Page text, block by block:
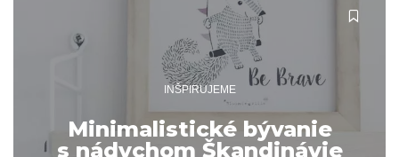
INŠPIRUJEME
Minimalistické bývanie
s nádychom Škandinávie